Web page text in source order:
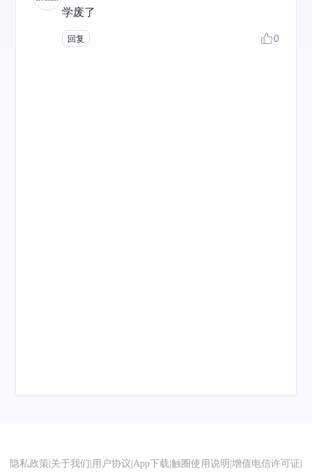
学废了
回复 0
隐私政策 关于我们 用户协议 App下载 触圈使用说明 增值电信许可证